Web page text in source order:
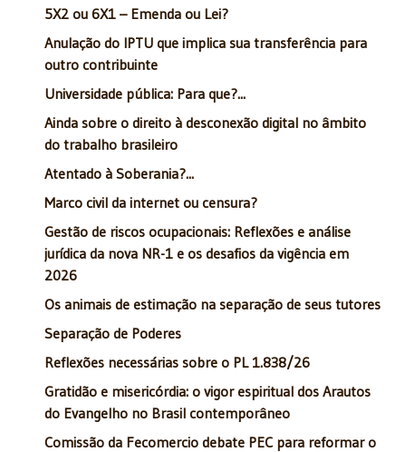
5X2 ou 6X1 – Emenda ou Lei?
Anulação do IPTU que implica sua transferência para
outro contribuinte
Universidade pública: Para que?...
Ainda sobre o direito à desconexão digital no âmbito
do trabalho brasileiro
Atentado à Soberania?...
Marco civil da internet ou censura?
Gestão de riscos ocupacionais: Reflexões e análise
jurídica da nova NR-1 e os desafios da vigência em
2026
Os animais de estimação na separação de seus tutores
Separação de Poderes
Reflexões necessárias sobre o PL 1.838/26
Gratidão e misericórdia: o vigor espiritual dos Arautos
do Evangelho no Brasil contemporâneo
Comissão da Fecomercio debate PEC para reformar o